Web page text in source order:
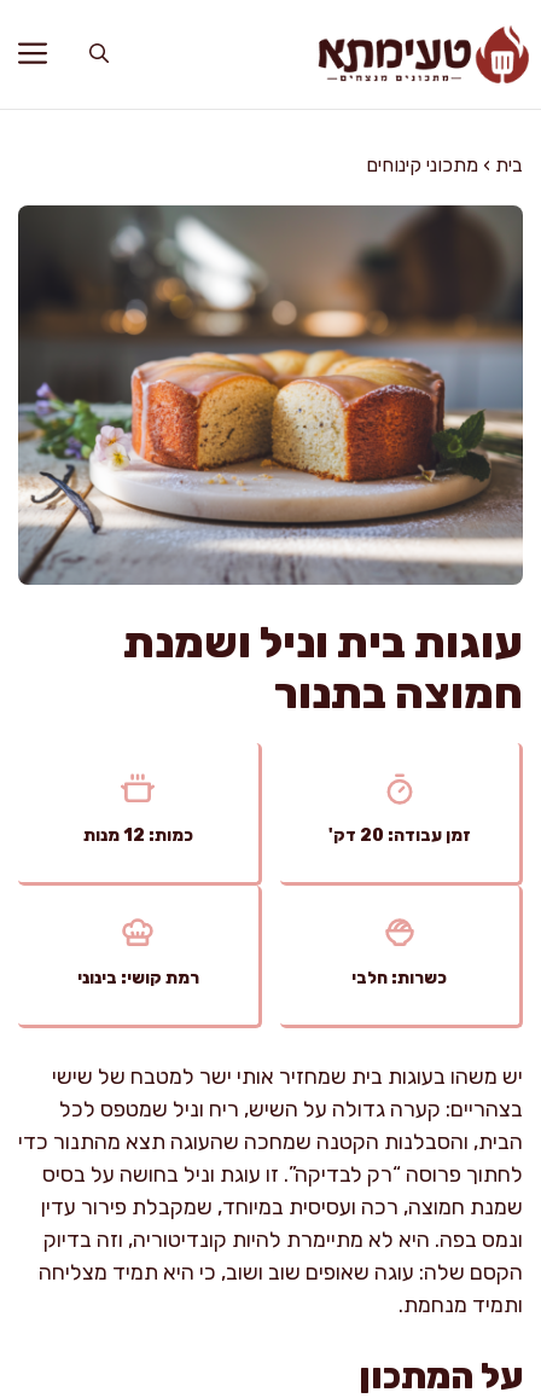
לתוכן
בית › מתכוני קינוחים
עוגות בית וניל ושמנת
חמוצה בתנור
זמן עבודה: 20 דק' כמות: 12 מנות
כשרות: חלבי רמת קושי: בינוני
יש משהו בעוגות בית שמחזיר אותי ישר למטבח של שישי
בצהריים: קערה גדולה על השיש, ריח וניל שמטפס לכל
הבית, והסבלנות הקטנה שמחכה שהעוגה תצא מהתנור כדי
לחתוך פרוסה “רק לבדיקה”. זו עוגת וניל בחושה על בסיס
שמנת חמוצה, רכה ועסיסית במיוחד, שמקבלת פירור עדין
ונמס בפה. היא לא מתיימרת להיות קונדיטוריה, וזה בדיוק
הקסם שלה: עוגה שאופים שוב ושוב, כי היא תמיד מצליחה
ותמיד מנחמת.
על המתכון